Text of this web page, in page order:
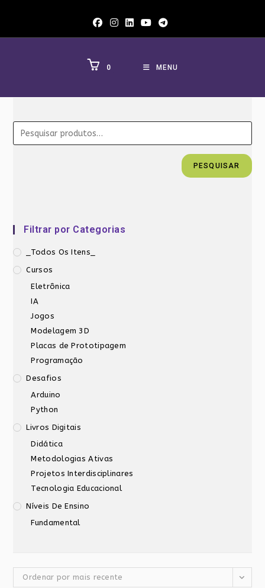
0 MENU
PESQUISAR
Filtrar por Categorias
_Todos Os Itens_
Cursos
Eletrônica
IA
Jogos
Modelagem 3D
Placas de Prototipagem
Programação
Desafios
Arduino
Python
Livros Digitais
Didática
Metodologias Ativas
Projetos Interdisciplinares
Tecnologia Educacional
Níveis De Ensino
Fundamental
Ordenar por mais recente